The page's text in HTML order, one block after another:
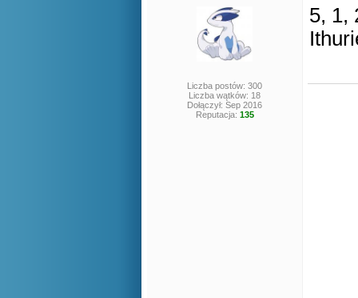
Liczba postów: 300
Liczba wątków: 18
Dołączył: Sep 2016
Reputacja: 135
5, 1,